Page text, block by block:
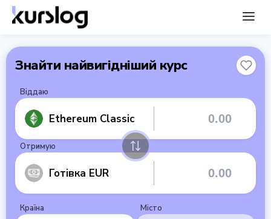
Знайти найвигідніший курс
Віддаю
Ethereum Classic
Отримую
Готівка EUR
Країна Місто